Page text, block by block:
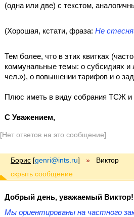
(одна или две) с текстом,
(Хорошая, кстати, фраза: Не
Тем более, что в этих квитках
коммунальные темы: о субсидиях и
чел.»), о повышении тарифов и о
Плюс иметь в виду собрания ТСЖ и
С Уважением,
[Нет ответов на это сообщение]
Борис [genri@ints.ru] » Виктор
Добрый день, уважаемый Виктор!
Мы ориентированы на частного